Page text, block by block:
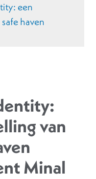
een
haven
van
Minal